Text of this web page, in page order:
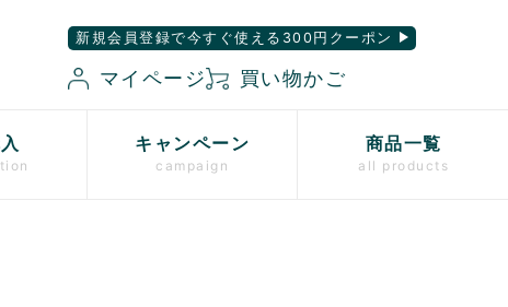
新規会員登録で今すぐ使える300円クーポン
マイページ 買い物かご
キャンペーン
campaign
商品一覧
all products